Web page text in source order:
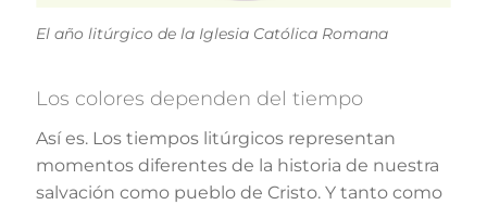
El año litúrgico de la Iglesia Católica Romana
Los colores dependen del tiempo
Así es. Los tiempos litúrgicos representan
momentos diferentes de la historia de nuestra
salvación como pueblo de Cristo. Y tanto como